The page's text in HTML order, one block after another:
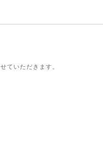
ていただきます。